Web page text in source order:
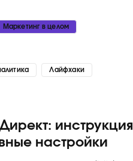
Маркетинг в целом
Лайфхаки
инструкция
настройки